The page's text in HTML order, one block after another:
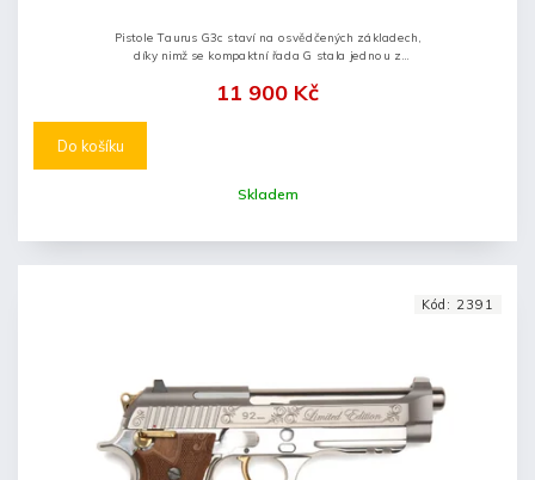
Skladem
11 900 Kč
Do košíku
Pistole Taurus G3c staví na osvědčených základech,
díky nimž se kompaktní řada G stala jednou z
všech dob a zároveň posouvá...
Kód: 2391